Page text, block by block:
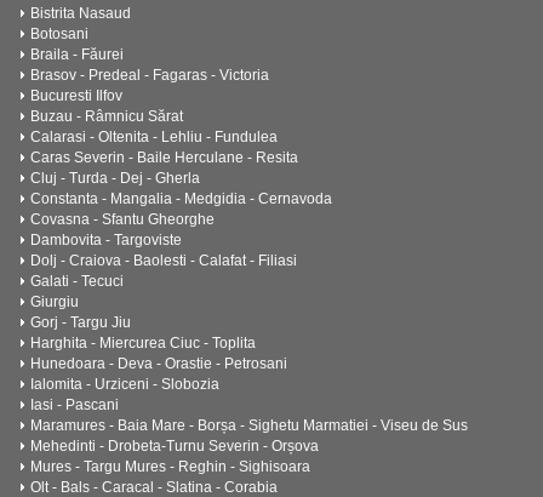
Bistrita Nasaud
Botosani
Braila - Făurei
Brasov - Predeal - Fagaras - Victoria
Bucuresti Ilfov
Buzau - Râmnicu Sărat
Calarasi - Oltenita - Lehliu - Fundulea
Caras Severin - Baile Herculane - Resita
Cluj - Turda - Dej - Gherla
Constanta - Mangalia - Medgidia - Cernavoda
Covasna - Sfantu Gheorghe
Dambovita - Targoviste
Dolj - Craiova - Baolesti - Calafat - Filiasi
Galati - Tecuci
Giurgiu
Gorj - Targu Jiu
Harghita - Miercurea Ciuc - Toplita
Hunedoara - Deva - Orastie - Petrosani
Ialomita - Urziceni - Slobozia
Iasi - Pascani
Maramures - Baia Mare - Borșa - Sighetu Marmatiei - Viseu de Sus
Mehedinti - Drobeta-Turnu Severin - Orșova
Mures - Targu Mures - Reghin - Sighisoara
Olt - Bals - Caracal - Slatina - Corabia